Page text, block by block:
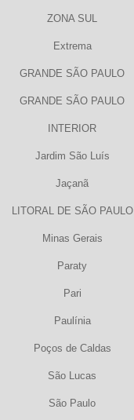
ZONA SUL
Extrema
GRANDE SÃO PAULO
GRANDE SÃO PAULO
INTERIOR
Jardim São Luís
Jaçanã
LITORAL DE SÃO PAULO
Minas Gerais
Paraty
Pari
Paulínia
Poços de Caldas
São Lucas
São Paulo